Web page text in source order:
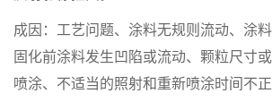
成因：工艺问题、涂料无规则流动、涂料
固化前涂料发生凹陷或流动、颗粒尺寸
喷涂、不适当的照射和重新喷涂时间不